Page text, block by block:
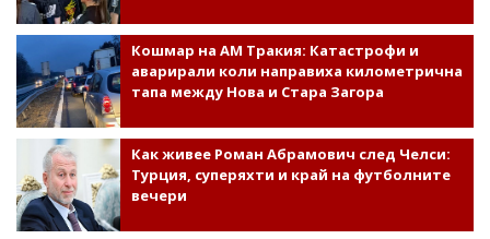
Кошмар на АМ Тракия: Катастрофи и
аварирали коли направиха километрична
тапа между Нова и Стара Загора
Как живее Роман Абрамович след Челси:
Турция, суперяхти и край на футболните
вечери